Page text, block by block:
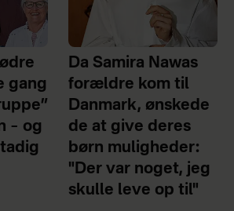
gang
– og
Da Samira Nawas
forældre kom til
Danmark, ønskede
de at give deres
børn muligheder:
"Der var noget, jeg
skulle leve op til"